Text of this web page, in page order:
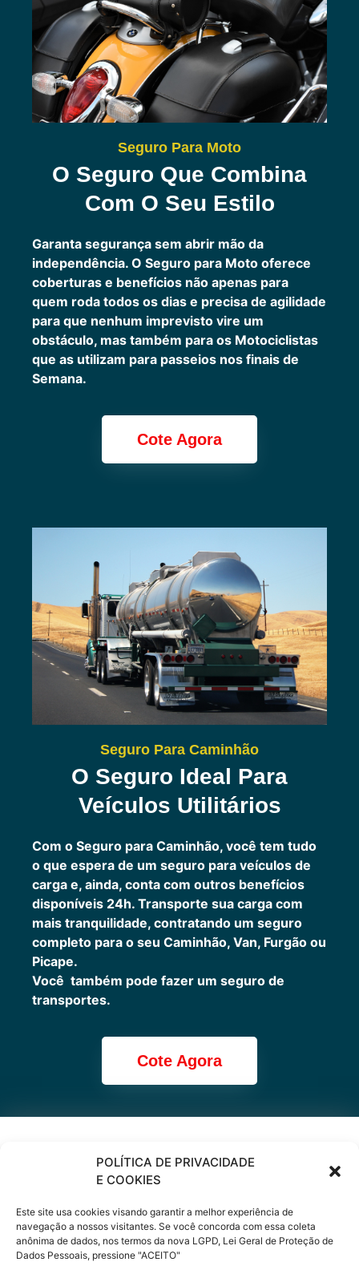
POLÍTICA DE PRIVACIDADE
E COOKIES
Este site usa cookies visando garantir a melhor experiência de
navegação a nossos visitantes. Se você concorda com essa coleta
anônima de dados, nos termos da nova LGPD, Lei Geral de Proteção de
Dados Pessoais, pressione "ACEITO"
Seguro Para Moto
O Seguro Que Combina
Com O Seu Estilo
Garanta segurança sem abrir mão da
independência. O Seguro para Moto oferece
coberturas e benefícios não apenas para
quem roda todos os dias e precisa de agilidade
para que nenhum imprevisto vire um
obstáculo, mas também para os Motociclistas
que as utilizam para passeios nos finais de
Semana.
Cote Agora
Seguro Para Caminhão
O Seguro Ideal Para
Veículos Utilitários
Com o Seguro para Caminhão, você tem tudo
o que espera de um seguro para veículos de
carga e, ainda, conta com outros benefícios
disponíveis 24h. Transporte sua carga com
mais tranquilidade, contratando um seguro
completo para o seu Caminhão, Van, Furgão ou
Picape.
Você também pode fazer um seguro de
transportes.
Cote Agora
Cote online ou
peça via
WhatsApp